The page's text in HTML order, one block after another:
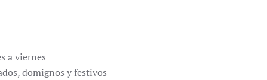
a viernes
domignos y festivos